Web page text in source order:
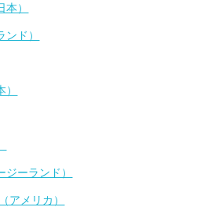
）
ド）
ーランド）
アメリカ）